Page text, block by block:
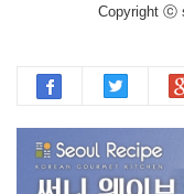
Copyright ⓒ